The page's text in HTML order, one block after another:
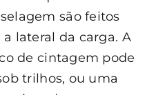
são feitos
lateral da carga. A
de cintagem pode
trilhos, ou uma